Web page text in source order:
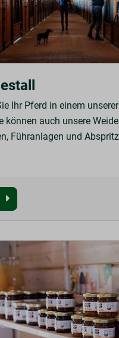
Ihr Pferd in einem
können auch unsere
Führanlagen und